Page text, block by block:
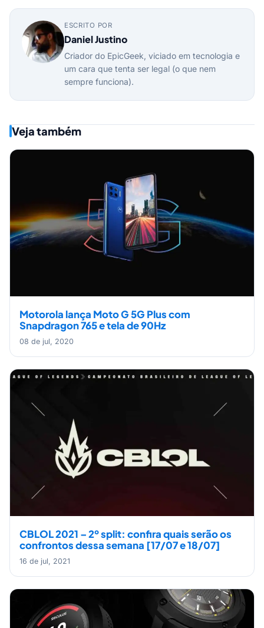
ESCRITO POR
Daniel Justino
Criador do EpicGeek, viciado em tecnologia e
um cara que tenta ser legal (o que nem
sempre funciona).
Veja também
Motorola lança Moto G 5G Plus com
Snapdragon 765 e tela de 90Hz
08 de jul, 2020
CBLOL 2021 – 2º split: confira quais serão os
confrontos dessa semana [17/07 e 18/07]
16 de jul, 2021